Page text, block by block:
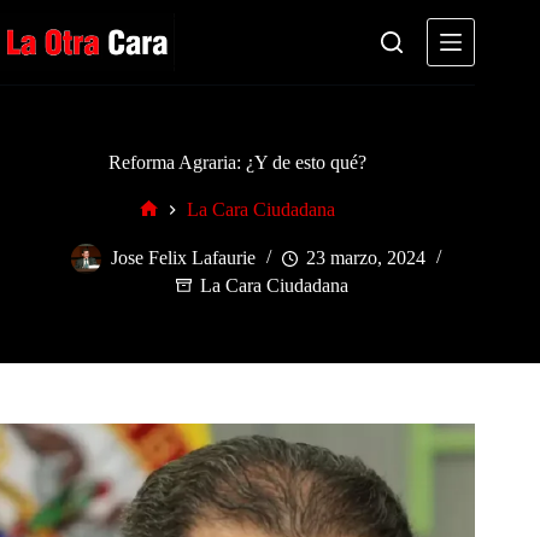
al
contenido
Reforma Agraria: ¿Y de esto qué?
La Cara Ciudadana
Jose Felix Lafaurie
23 marzo, 2024
La Cara Ciudadana